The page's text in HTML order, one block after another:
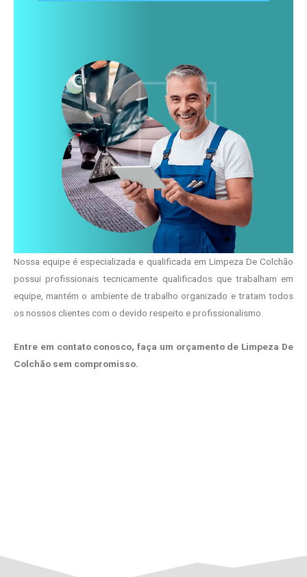
Nossa equipe é especializada e qualificada em Limpeza De Colchão
possui profissionais tecnicamente qualificados que trabalham em
equipe, mantém o ambiente de trabalho organizado e tratam todos
os nossos clientes com o devido respeito e profissionalismo.
Entre em contato conosco, faça um orçamento de Limpeza De
Colchão sem compromisso.